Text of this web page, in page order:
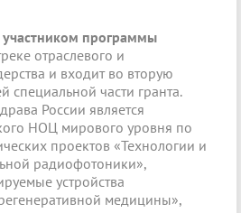
участником программы
отраслевого и
и входит во вторую
специальной части гранта.
России является
НОЦ мирового уровня по
проектов «Технологии и
радиофотоники»,
устройства
медицины»,